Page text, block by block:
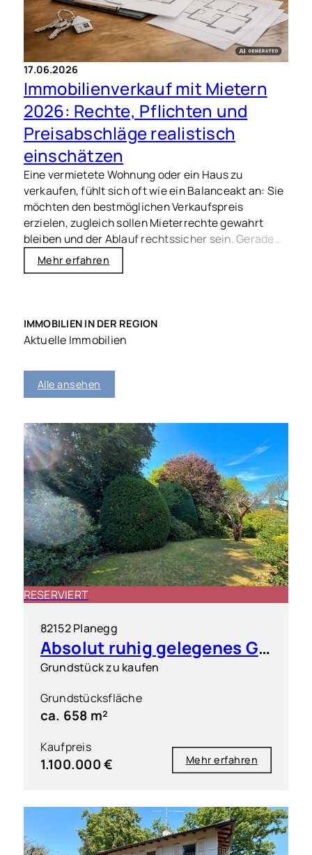
17.06.2026
Immobilienverkauf mit Mietern
2026: Rechte, Pflichten und
Preisabschläge realistisch
einschätzen
Eine vermietete Wohnung oder ein Haus zu
verkaufen, fühlt sich oft wie ein Balanceakt an: Sie
möchten den bestmöglichen Verkaufspreis
erzielen, zugleich sollen Mieterrechte gewahrt
bleiben und der Ablauf rechtssicher sein. Gerade
2026 ist Transparenz entscheidend – für Käufer,
Mieter und Banken, die häufig sehr genau
Mehr erfahren
IMMOBILIEN IN DER REGION
Aktuelle Immobilien
Alle ansehen
RESERVIERT
82152 Planegg
Absolut ruhig gelegenes Grundstück in exklusiver Wohnlage
Grundstück zu kaufen
Grundstücksfläche
ca. 658 m²
Kaufpreis
1.100.000 € Mehr erfahren